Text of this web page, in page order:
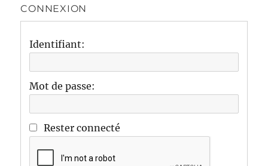
CONNEXION
Identifiant:
Mot de passe:
Rester connecté